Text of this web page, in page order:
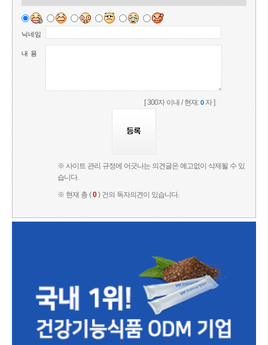
닉네임
내 용
[ 300자 이내 / 현재:0자 ]
※ 사이트 관리 규정에 어긋나는 의견글은 예고없이 삭제될 수 있
습니다.
※ 현재 총 (0) 건의 독자의견이 있습니다.